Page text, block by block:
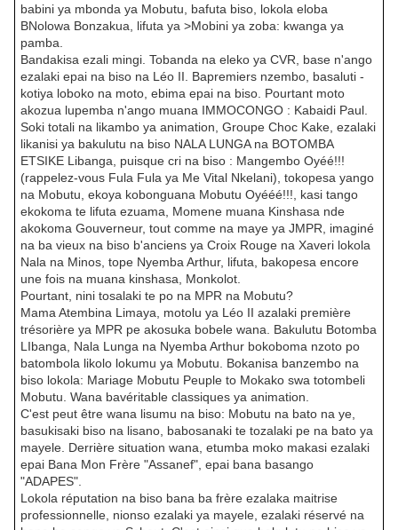
babini ya mbonda ya Mobutu, bafuta biso, lokola eloba
BNolowa Bonzakua, lifuta ya >Mobini ya zoba: kwanga ya
pamba.
Bandakisa ezali mingi. Tobanda na eleko ya CVR, base n'ango
ezalaki epai na biso na Léo II. Bapremiers nzembo, basaluti -
kotiya loboko na moto, ebima epai na biso. Pourtant moto
akozua lupemba n'ango muana IMMOCONGO : Kabaidi Paul.
Soki totali na likambo ya animation, Groupe Choc Kake, ezalaki
likanisi ya bakulutu na biso NALA LUNGA na BOTOMBA
ETSIKE Libanga, puisque cri na biso : Mangembo Oyéé!!!
(rappelez-vous Fula Fula ya Me Vital Nkelani), tokopesa yango
na Mobutu, ekoya kobonguana Mobutu Oyééé!!!, kasi tango
ekokoma te lifuta ezuama, Momene muana Kinshasa nde
akokoma Gouverneur, tout comme na maye ya JMPR, imaginé
na ba vieux na biso b'anciens ya Croix Rouge na Xaveri lokola
Nala na Minos, tope Nyemba Arthur, lifuta, bakopesa encore
une fois na muana kinshasa, Monkolot.
Pourtant, nini tosalaki te po na MPR na Mobutu?
Mama Atembina Limaya, motolu ya Léo II azalaki première
trésorière ya MPR pe akosuka bobele wana. Bakulutu Botomba
LIbanga, Nala Lunga na Nyemba Arthur bokoboma nzoto po
batombola likolo lokumu ya Mobutu. Bokanisa banzembo na
biso lokola: Mariage Mobutu Peuple to Mokako swa totombeli
Mobutu. Wana bavéritable classiques ya animation.
C'est peut être wana lisumu na biso: Mobutu na bato na ye,
basukisaki biso na lisano, babosanaki te tozalaki pe na bato ya
mayele. Derrière situation wana, etumba moko makasi ezalaki
epai Bana Mon Frère "Assanef", epai bana basango
"ADAPES".
Lokola réputation na biso bana ba frère ezalaka maitrise
professionnelle, nionso ezalaki ya mayele, ezalaki réservé na